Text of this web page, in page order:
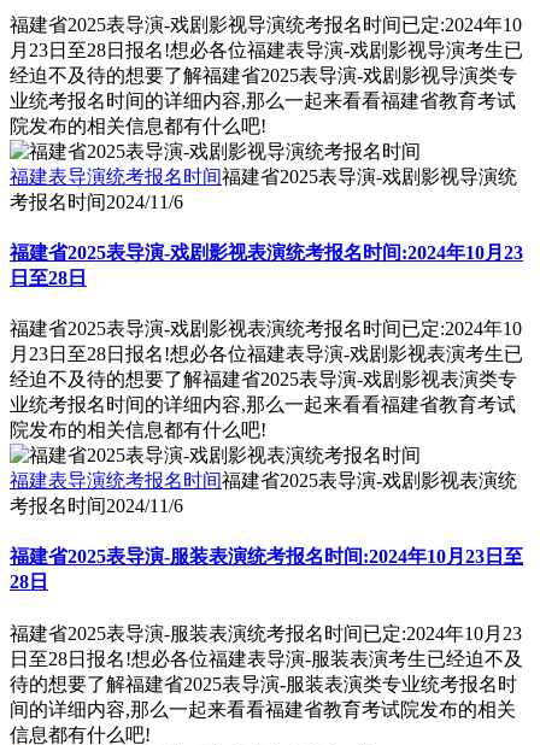
福建省2025表导演-戏剧影视导演统考报名时间已定:2024年10
月23日至28日报名!想必各位福建表导演-戏剧影视导演考生已
经迫不及待的想要了解福建省2025表导演-戏剧影视导演类专
业统考报名时间的详细内容,那么一起来看看福建省教育考试
院发布的相关信息都有什么吧!
福建表导演统考报名时间福建省2025表导演-戏剧影视导演统
考报名时间2024/11/6
福建省2025表导演-戏剧影视表演统考报名时间:2024年10月23
日至28日
福建省2025表导演-戏剧影视表演统考报名时间已定:2024年10
月23日至28日报名!想必各位福建表导演-戏剧影视表演考生已
经迫不及待的想要了解福建省2025表导演-戏剧影视表演类专
业统考报名时间的详细内容,那么一起来看看福建省教育考试
院发布的相关信息都有什么吧!
福建表导演统考报名时间福建省2025表导演-戏剧影视表演统
考报名时间2024/11/6
福建省2025表导演-服装表演统考报名时间:2024年10月23日至
28日
福建省2025表导演-服装表演统考报名时间已定:2024年10月23
日至28日报名!想必各位福建表导演-服装表演考生已经迫不及
待的想要了解福建省2025表导演-服装表演类专业统考报名时
间的详细内容,那么一起来看看福建省教育考试院发布的相关
信息都有什么吧!